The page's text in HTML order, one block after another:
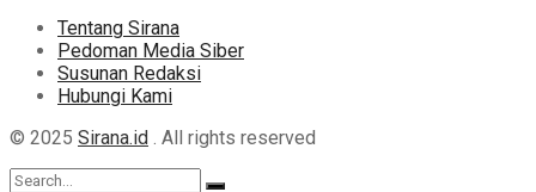
Tentang Sirana
Pedoman Media Siber
Susunan Redaksi
Hubungi Kami
© 2025 Sirana.id . All rights reserved